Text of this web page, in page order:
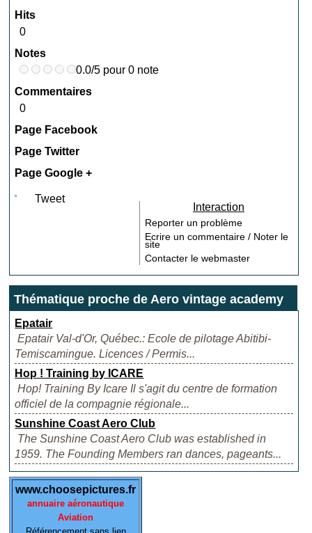
Hits
0
Notes
0.0/5 pour 0 note
Commentaires
0
Page Facebook
Page Twitter
Page Google +
Tweet
Interaction
Reporter un problème
Ecrire un commentaire / Noter le
site
Contacter le webmaster
Thématique proche de Aero vintage academy
Epatair
Epatair Val-d'Or, Québec.: Ecole de pilotage Abitibi-
Temiscamingue. Licences / Permis...
Hop ! Training by ICARE
Hop! Training By Icare Il s'agit du centre de formation
officiel de la compagnie régionale...
Sunshine Coast Aero Club
The Sunshine Coast Aero Club was established in
1959. The Founding Members ran dances, pageants...
www.choosepictures.fr
annuaire aéronautique
Aviation